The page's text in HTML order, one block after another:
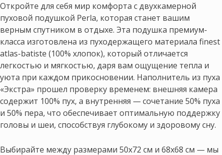
Откройте для себя мир комфорта с двухкамерной
пуховой подушкой Perla, которая станет вашим
верным спутником в отдыхе. Эта подушка премиум-
класса изготовлена из пуходержащего материала finest
atlas-batiste (100% хлопок), который отличается
легкостью и мягкостью, даря вам ощущение тепла и
уюта при каждом прикосновении. Наполнитель из пуха
«Экстра» прошел проверку временем: внешняя камера
содержит 100% пух, а внутренняя — сочетание 50% пуха
и 50% пера, что обеспечивает оптимальную поддержку
головы и шеи, способствуя глубокому и здоровому сну.
Выбирайте между размерами 50х72 см и 68х68 см — мы